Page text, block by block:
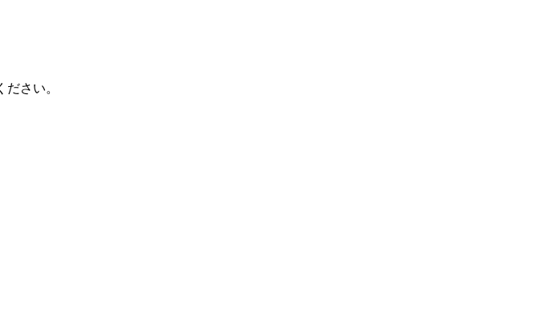
さい。